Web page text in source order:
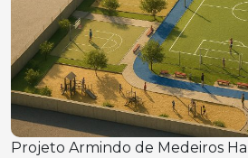
Projeto Armindo de Medeiros